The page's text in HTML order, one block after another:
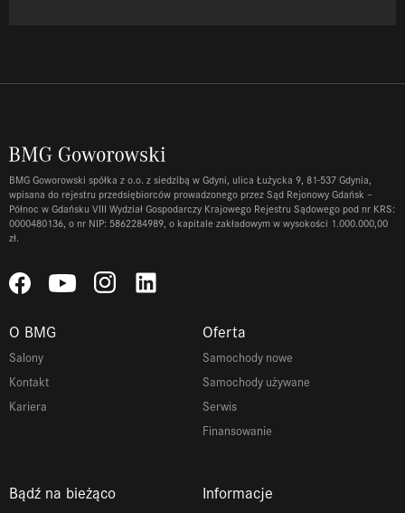
BMG Goworowski spółka z o.o. z siedzibą w Gdyni, ulica Łużycka 9, 81-537 Gdynia,
wpisana do rejestru przedsiębiorców prowadzonego przez Sąd Rejonowy Gdańsk –
Północ w Gdańsku VIII Wydział Gospodarczy Krajowego Rejestru Sądowego pod nr KRS:
0000480136, o nr NIP: 5862284989, o kapitale zakładowym w wysokości 1.000.000,00
zł.
O BMG
Salony
Kontakt
Kariera
Oferta
Samochody nowe
Samochody używane
Serwis
Finansowanie
Bądź na bieżąco Informacje